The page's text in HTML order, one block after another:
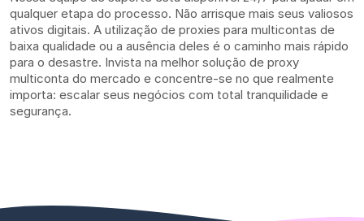
qualquer etapa do processo. Não arrisque mais seus valiosos
ativos digitais. A utilização de proxies para multicontas de
baixa qualidade ou a ausência deles é o caminho mais rápido
para o desastre. Invista na melhor solução de proxy
multiconta do mercado e concentre-se no que realmente
importa: escalar seus negócios com total tranquilidade e
segurança.